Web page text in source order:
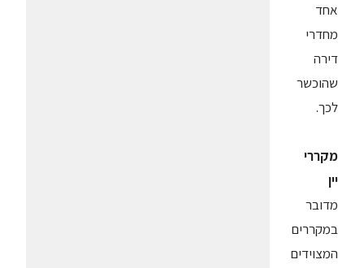
אחד
מחדרי
דירה
שהוכשר
לכך.
מקררי
יין
מדובר
במקררים
המצוידים